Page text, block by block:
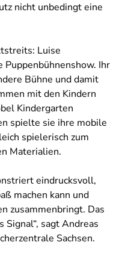
nicht unbedingt eine
Luise
Ihr
Bühne und damit
mit den Kindern
Kindergarten
spielte sie ihre mobile
spielerisch zum
Materialien.
eindrucksvoll,
machen kann und
zusammenbringt. Das
sagt Andreas
Sachsen.